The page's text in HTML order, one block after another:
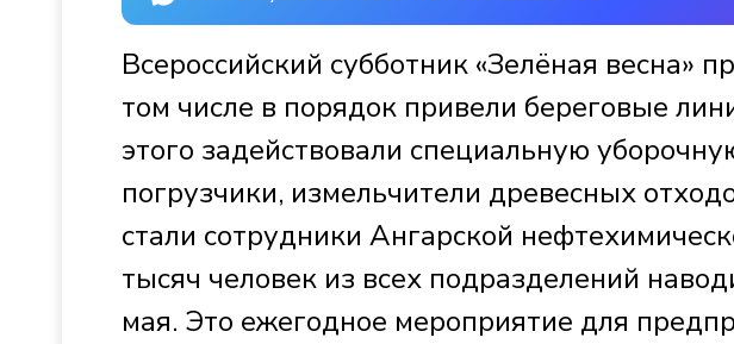
Всероссийский субботник «Зелёная весна»
том числе в порядок привели береговые
этого задействовали специальную
погрузчики, измельчители древесных
стали сотрудники Ангарской
тысяч человек из всех подразделений
мая. Это ежегодное мероприятие для